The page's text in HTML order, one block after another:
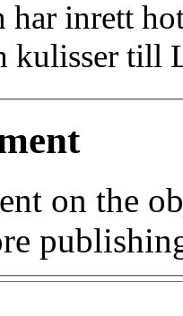
har inrett
kulisser till
on the